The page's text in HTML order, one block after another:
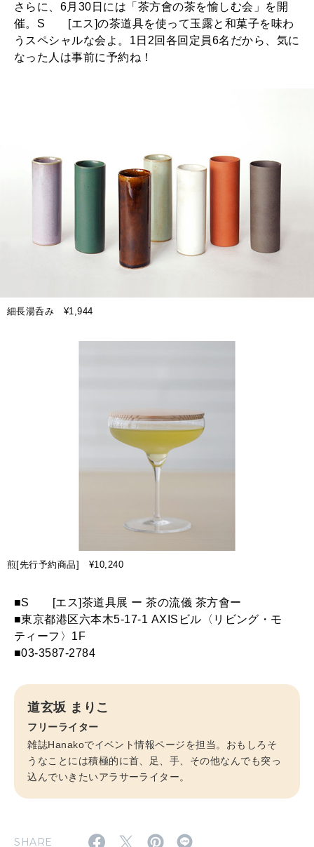
さらに、6月30日には「茶方會の茶を愉しむ会」を開
催。Sゝゝ[エス]の茶道具を使って玉露と和菓子を味わ
うスペシャルな会よ。1日2回各回定員6名だから、気に
なった人は事前に予約ね！
細長湯呑み ¥1,944
煎[先行予約商品] ¥10,240
■Sゝゝ[エス]茶道具展 ー 茶の流儀 茶方會ー
■東京都港区六本木5-17-1 AXISビル〈リビング・モ
ティーフ〉1F
■03-3587-2784
道玄坂 まりこ
フリーライター
雑誌Hanakoでイベント情報ページを担当。おもしろそ
うなことには積極的に首、足、手、その他なんでも突っ
込んでいきたいアラサーライター。
SHARE